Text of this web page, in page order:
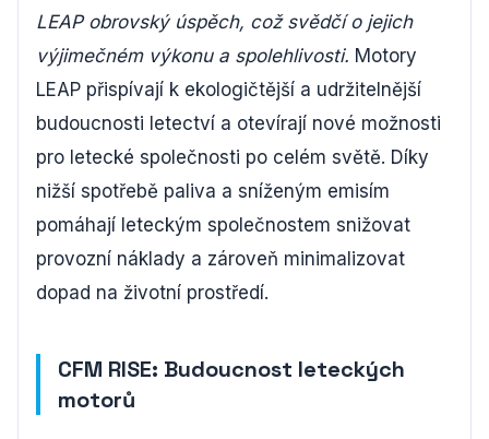
LEAP obrovský úspěch, což svědčí o jejich
výjimečném výkonu a spolehlivosti. Motory
LEAP přispívají k ekologičtější a udržitelnější
budoucnosti letectví a otevírají nové možnosti
pro letecké společnosti po celém světě. Díky
nižší spotřebě paliva a sníženým emisím
pomáhají leteckým společnostem snižovat
provozní náklady a zároveň minimalizovat
dopad na životní prostředí.
CFM RISE: Budoucnost leteckých
motorů